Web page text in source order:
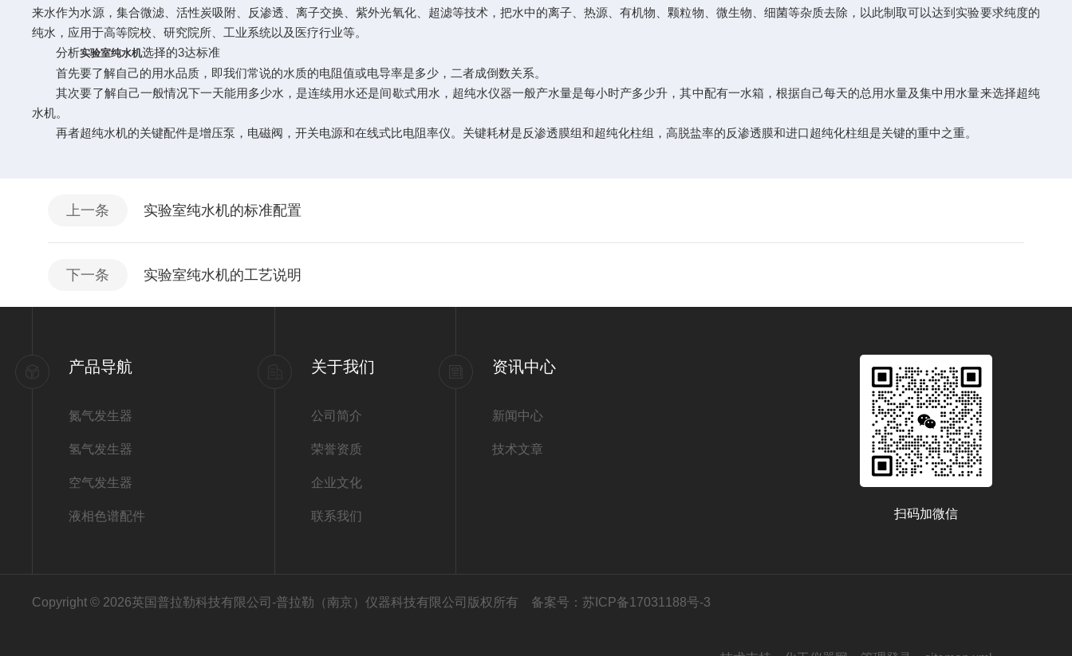
来水作为水源，集合微滤、活性炭吸附、反渗透、离子交换、紫外光氧化、超滤等技术，把水中的离子、热源、有机物、颗粒物、微生物、细菌等杂质去除，以此制取可以达到实验要求纯度的
纯水，应用于高等院校、研究院所、工业系统以及医疗行业等。
分析实验室纯水机选择的3达标准
首先要了解自己的用水品质，即我们常说的水质的电阻值或电导率是多少，二者成倒数关系。
其次要了解自己一般情况下一天能用多少水，是连续用水还是间歇式用水，超纯水仪器一般产水量是每小时产多少升，其中配有一水箱，根据自己每天的总用水量及集中用水量来选择超纯
水机。
再者超纯水机的关键配件是增压泵，电磁阀，开关电源和在线式比电阻率仪。关键耗材是反渗透膜组和超纯化柱组，高脱盐率的反渗透膜和进口超纯化柱组是关键的重中之重。
上一条 实验室纯水机的标准配置
下一条 实验室纯水机的工艺说明
产品导航
氮气发生器
氢气发生器
空气发生器
液相色谱配件
关于我们
公司简介
荣誉资质
企业文化
联系我们
资讯中心
新闻中心
技术文章
扫码加微信
Copyright © 2026英国普拉勒科技有限公司-普拉勒（南京）仪器科技有限公司版权所有 备案号：苏ICP备17031188号-3